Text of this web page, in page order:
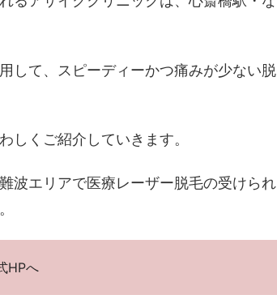
して、スピーディーかつ痛みが少ない脱
しくご紹介していきます。
波エリアで医療レーザー脱毛の受けられ
HPへ